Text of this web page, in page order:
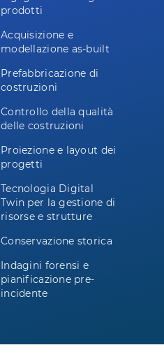
prodotti
Acquisizione e
modellazione as-built
Prefabbricazione di
costruzioni
Controllo della qualità
delle costruzioni
Proiezione e layout dei
progetti
Tecnologia Digital
Twin per la gestione di
risorse e strutture
Conservazione storica
Indagini forensi e
pianificazione pre-
incidente